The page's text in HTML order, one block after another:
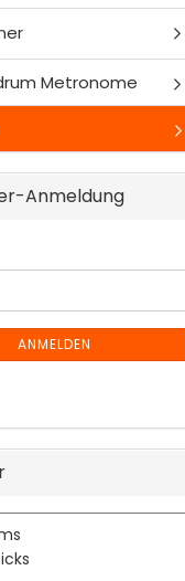
Metronome
Anmeldung
ANMELDEN